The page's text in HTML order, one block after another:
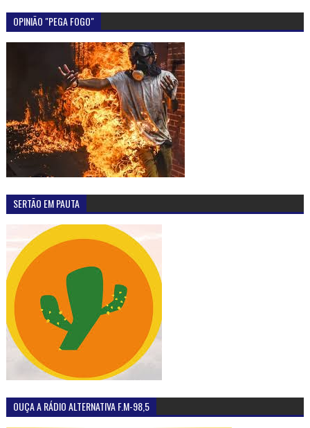
OPINIÃO "PEGA FOGO"
SERTÃO EM PAUTA
OUÇA A RÁDIO ALTERNATIVA F.M-98,5